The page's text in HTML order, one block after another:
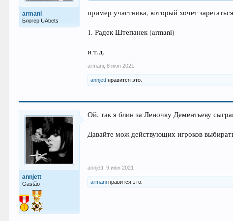
armani
Блогер UAbets
пример участника, который хочет
1. Радек Штепанек (armani)
и т.д.
armani 8 июн 2021
annjett нравится это.
annjett
Gastão
Ой, так я блин за Леночку Дементьеву
Давайте мож действующих игроков
annjett 9 июн 2021
armani нравится это.